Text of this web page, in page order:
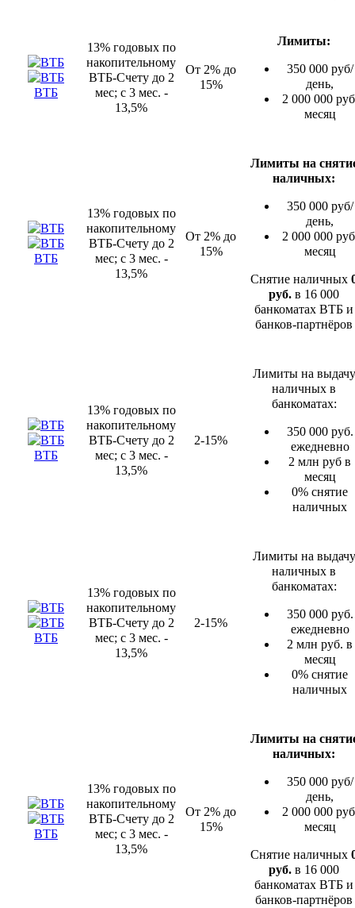
ВТБ
13% годовых по
накопительному
ВТБ-Счету до 2
мес; с 3 мес. -
13,5%
От 2% до
15%
Лимиты:
350 000 руб/
день,
2 000 000
месяц
ВТБ
13% годовых по
накопительному
ВТБ-Счету до 2
мес; с 3 мес. -
13,5%
От 2% до
15%
Лимиты на
наличных:
350 000 руб/
день,
2 000 000
месяц
Снятие наличных
руб. в 16 000
банкоматах ВТБ и
банков-партнёров
ВТБ
13% годовых по
накопительному
ВТБ-Счету до 2
мес; с 3 мес. -
13,5%
2-15%
Лимиты на выдачу
наличных в
банкоматах:
350 000 руб.
ежедневно
2 млн руб в
месяц
0% снятие
наличных
ВТБ
13% годовых по
накопительному
ВТБ-Счету до 2
мес; с 3 мес. -
13,5%
2-15%
Лимиты на выдачу
наличных в
банкоматах:
350 000 руб.
ежедневно
2 млн руб. в
месяц
0% снятие
наличных
ВТБ
13% годовых по
накопительному
ВТБ-Счету до 2
мес; с 3 мес. -
13,5%
От 2% до
15%
Лимиты на
наличных:
350 000 руб/
день,
2 000 000
месяц
Снятие наличных
руб. в 16 000
банкоматах ВТБ и
банков-партнёров